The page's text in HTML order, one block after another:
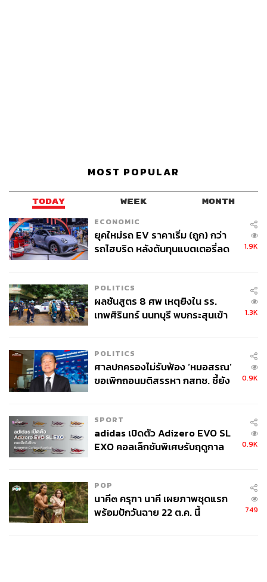
MOST POPULAR
TODAY WEEK MONTH
ECONOMIC
ยุคใหม่รถ EV ราคาเริ่ม (ถูก) กว่า
รถไฮบริด หลังต้นทุนแบตเตอรี่ลด
1.9K
POLITICS
ผลชันสูตร 8 ศพ เหตุยิงใน รร.
เทพศิรินทร์ นนทบุรี พบกระสุนเข้า
1.3K
POLITICS
ศาลปกครองไม่รับฟ้อง ‘หมอสรณ’
ขอเพิกถอนมติสรรหา กสทช. ชี้ยัง
0.9K
SPORT
adidas เปิดตัว Adizero EVO SL
EXO คอลเล็กชันพิเศษรับฤดูกาล
0.9K
POP
นาคี๓ ครุฑา นาคี เผยภาพชุดแรก
พร้อมปักวันฉาย 22 ต.ค. นี้
749